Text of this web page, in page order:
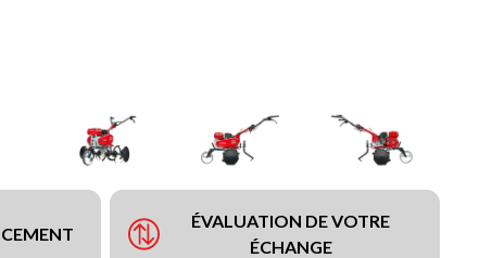
ÉVALUATION DE VOTRE
ÉCHANGE